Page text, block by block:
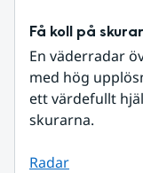
Få koll på
En väderradar
med hög
ett värdefullt
skurarna.
Radar